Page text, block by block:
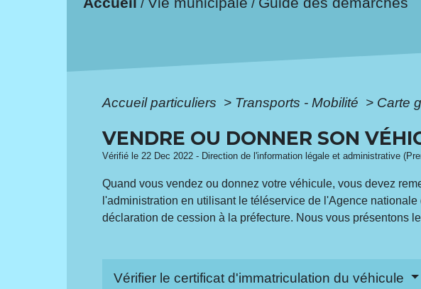
/ /
Accueil particuliers > Transports - Mobilité > Carte
VENDRE OU DONNER SON
Vérifié le 22 Dec 2022 - Direction de l'information légale et administrative
Quand vous vendez ou donnez votre véhicule, vous devez
l'administration en utilisant le téléservice de l'Agence
déclaration de cession à la préfecture. Nous vous présentons
Vérifier le certificat d'immatriculation du véhicule